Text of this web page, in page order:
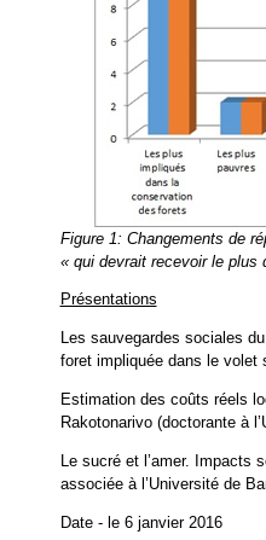
Figure 1: Changements de
« qui devrait recevoir le plus
Présentations
Les sauvegardes sociales
foret impliquée dans le volet
Estimation des coûts réels
Rakotonarivo (doctorante à
Le sucré et l’amer.
associée à l’Université de
Date - le 6 janvier 2016